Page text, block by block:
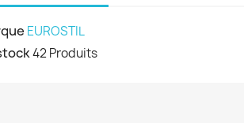
EUROSTIL
42 Produits